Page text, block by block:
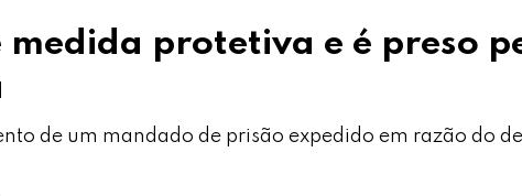
medida protetiva e é preso
de um mandado de prisão expedido em razão do